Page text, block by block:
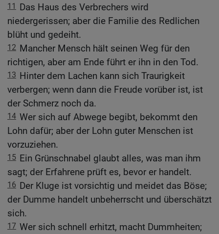
11
Das Haus des Verbrechers wird
niedergerissen; aber die Familie des Redlichen
blüht und gedeiht.
12 Mancher Mensch hält seinen Weg für den
richtigen, aber am Ende führt er ihn in den Tod.
13 Hinter dem Lachen kann sich Traurigkeit
verbergen; wenn dann die Freude vorüber ist, ist
der Schmerz noch da.
14 Wer sich auf Abwege begibt, bekommt den
Lohn dafür; aber der Lohn guter Menschen ist
vorzuziehen.
15 Ein Grünschnabel glaubt alles, was man ihm
sagt; der Erfahrene prüft es, bevor er handelt.
16 Der Kluge ist vorsichtig und meidet das Böse;
der Dumme handelt unbeherrscht und überschätzt
sich.
17 Wer sich schnell erhitzt, macht Dummheiten;